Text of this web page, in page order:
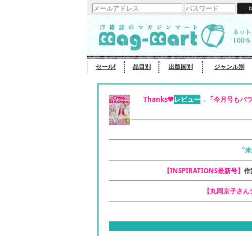
セール! 品目別 出版国別 ジャンル別
Thanks🧡レビュー→「今月号もバ
”
【INSPIRATIONS最新号】 作
【丸岡京子さ